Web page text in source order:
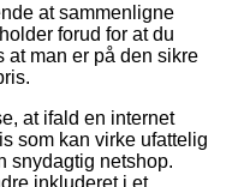
at sammenligne
forud for at du
man er på den sikre
at ifald en internet
som kan virke ufattelig
snydagtig netshop.
inkluderet i et